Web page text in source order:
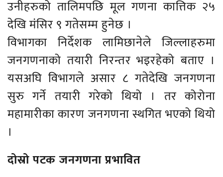
उनीहरुको तालिमपछि मूल गणना कात्तिक २५
देखि मंसिर ९ गतेसम्म हुनेछ ।
विभागका निर्देशक लामिछानेले जिल्लाहरुमा
जनगणनाको तयारी निरन्तर भइरहेको बताए ।
यसअघि विभागले असार ८ गतेदेखि जनगणना
सुरु गर्ने तयारी गरेको थियो । तर कोरोना
महामारीका कारण जनगणना स्थगित भएको थियो
।
दोस्रो पटक जनगणना प्रभावित